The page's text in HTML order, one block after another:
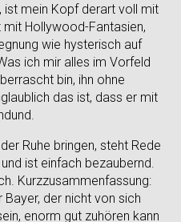
ist mein Kopf derart voll mit
Hollywood-Fantasien,
wie hysterisch auf
ich mir alles im Vorfeld
bin, ihn ohne
das ist, dass er mit
Ruhe bringen, steht Rede
ist einfach bezaubernd.
Kurzzusammenfassung:
Bayer, der nicht von sich
enorm gut zuhören kann